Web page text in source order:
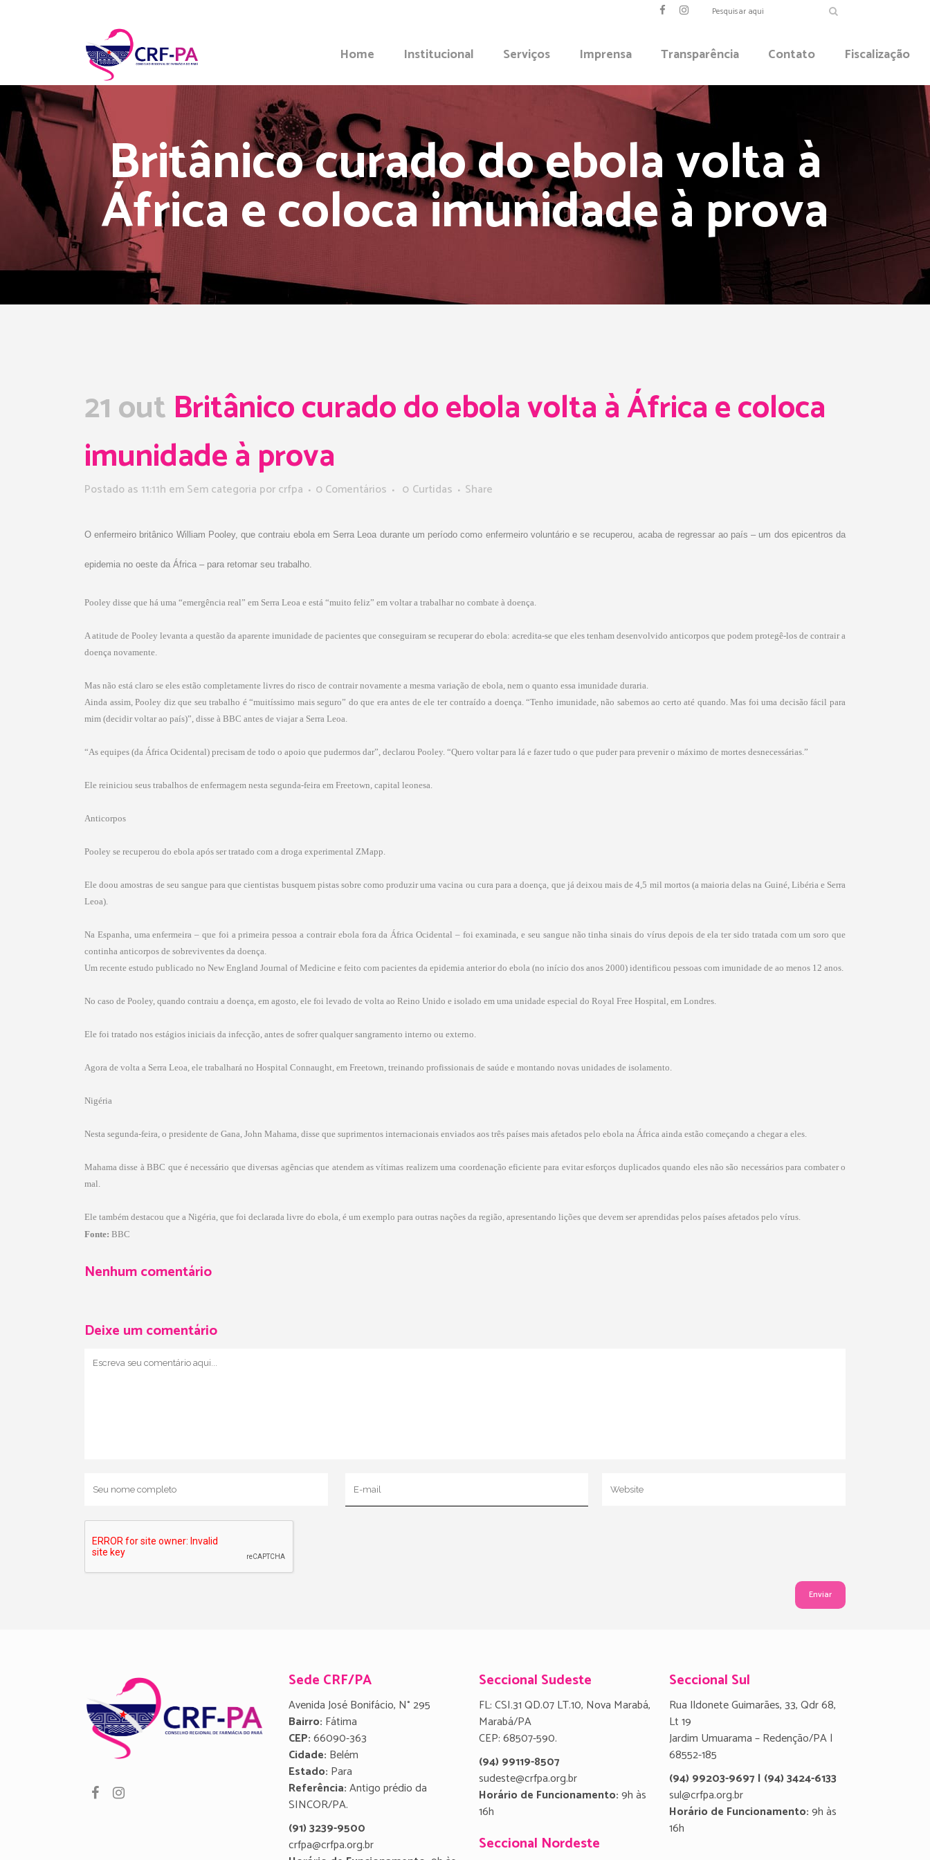
Home Institucional Serviços Imprensa Transparência Contato Fiscalização
Britânico curado do ebola volta à
África e coloca imunidade à prova
21 out Britânico curado do ebola volta à África e coloca
imunidade à prova
Postado as 11:11h em Sem categoria porcrfpa 0 Comentários 0 Curtidas Share
O enfermeiro britânico William Pooley, que contraiu ebola em Serra Leoa durante um período como enfermeiro voluntário e se recuperou, acaba de regressar ao país – um dos epicentros da
epidemia no oeste da África – para retomar seu trabalho.
Pooley disse que há uma “emergência real” em Serra Leoa e está “muito feliz” em voltar a trabalhar no combate à doença.
A atitude de Pooley levanta a questão da aparente imunidade de pacientes que conseguiram se recuperar do ebola: acredita-se que eles tenham desenvolvido anticorpos que podem protegê-los de contrair a
doença novamente.
Mas não está claro se eles estão completamente livres do risco de contrair novamente a mesma variação de ebola, nem o quanto essa imunidade duraria.
Ainda assim, Pooley diz que seu trabalho é “muitíssimo mais seguro” do que era antes de ele ter contraído a doença. “Tenho imunidade, não sabemos ao certo até quando. Mas foi uma decisão fácil para
mim (decidir voltar ao país)”, disse à BBC antes de viajar a Serra Leoa.
“As equipes (da África Ocidental) precisam de todo o apoio que pudermos dar”, declarou Pooley. “Quero voltar para lá e fazer tudo o que puder para prevenir o máximo de mortes desnecessárias.”
Ele reiniciou seus trabalhos de enfermagem nesta segunda-feira em Freetown, capital leonesa.
Anticorpos
Pooley se recuperou do ebola após ser tratado com a droga experimental ZMapp.
Ele doou amostras de seu sangue para que cientistas busquem pistas sobre como produzir uma vacina ou cura para a doença, que já deixou mais de 4,5 mil mortos (a maioria delas na Guiné, Libéria e Serra
Leoa).
Na Espanha, uma enfermeira – que foi a primeira pessoa a contrair ebola fora da África Ocidental – foi examinada, e seu sangue não tinha sinais do vírus depois de ela ter sido tratada com um soro que
continha anticorpos de sobreviventes da doença.
Um recente estudo publicado no New England Journal of Medicine e feito com pacientes da epidemia anterior do ebola (no início dos anos 2000) identificou pessoas com imunidade de ao menos 12 anos.
No caso de Pooley, quando contraiu a doença, em agosto, ele foi levado de volta ao Reino Unido e isolado em uma unidade especial do Royal Free Hospital, em Londres.
Ele foi tratado nos estágios iniciais da infecção, antes de sofrer qualquer sangramento interno ou externo.
Agora de volta a Serra Leoa, ele trabalhará no Hospital Connaught, em Freetown, treinando profissionais de saúde e montando novas unidades de isolamento.
Nigéria
Nesta segunda-feira, o presidente de Gana, John Mahama, disse que suprimentos internacionais enviados aos três países mais afetados pelo ebola na África ainda estão começando a chegar a eles.
Mahama disse à BBC que é necessário que diversas agências que atendem as vítimas realizem uma coordenação eficiente para evitar esforços duplicados quando eles não são necessários para combater o
mal.
Ele também destacou que a Nigéria, que foi declarada livre do ebola, é um exemplo para outras nações da região, apresentando lições que devem ser aprendidas pelos países afetados pelo vírus.
Fonte: BBC
Nenhum comentário
Deixe um comentário
Sede CRF/PA
Avenida José Bonifácio, N° 295
Bairro: Fátima
CEP:66090-363
Cidade: Belém
Estado: Para
Referência:Antigo prédio da
SINCOR/PA.
(91) 3239-9500
crfpa@crfpa.org.br
Seccional Sudeste
FL: CSI.31 QD.07 LT.10, Nova Marabá,
Marabá/PA
CEP: 68507-590.
(94) 99119-8507
sudeste@crfpa.org.br
Horário de Funcionamento:9h às
16h
Seccional Nordeste
Seccional Sul
Rua Ildonete Guimarães, 33, Qdr 68,
Lt 19
Jardim Umuarama – Redenção/PA |
68552-185
(94) 99203-9697 | (94) 3424-6133
sul@crfpa.org.br
Horário de Funcionamento:9h às
16h